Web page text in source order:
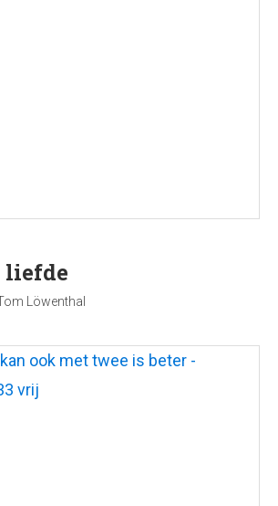
liefde
Löwenthal